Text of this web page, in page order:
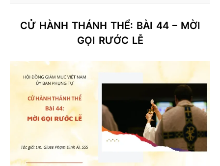
CỬ HÀNH THÁNH THỂ: BÀI 44 – MỜI
GỌI RƯỚC LỄ